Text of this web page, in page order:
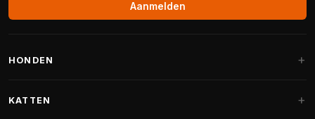
Aanmelden
HONDEN
KATTEN